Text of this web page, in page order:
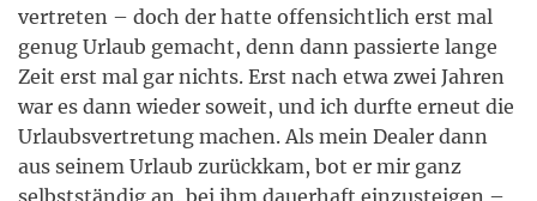
vertreten – doch der hatte offensichtlich erst mal
genug Urlaub gemacht, denn dann passierte lange
Zeit erst mal gar nichts. Erst nach etwa zwei Jahren
war es dann wieder soweit, und ich durfte erneut die
Urlaubsvertretung machen. Als mein Dealer dann
aus seinem Urlaub zurückkam, bot er mir ganz
selbstständig an, bei ihm dauerhaft einzusteigen –